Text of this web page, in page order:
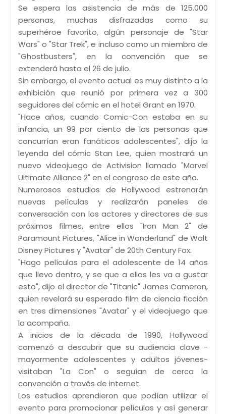
Se espera las asistencia de más de 125.000
personas, muchas disfrazadas como su
superhéroe favorito, algún personaje de "Star
Wars" o "Star Trek", e incluso como un miembro de
"Ghostbusters", en la convención que se
extenderá hasta el 26 de julio.
Sin embargo, el evento actual es muy distinto a la
exhibición que reunió por primera vez a 300
seguidores del cómic en el hotel Grant en 1970.
"Hace años, cuando Comic-Con estaba en su
infancia, un 99 por ciento de las personas que
concurrían eran fanáticos adolescentes", dijo la
leyenda del cómic Stan Lee, quien mostrará un
nuevo videojuego de Activision llamado "Marvel
Ultimate Alliance 2" en el congreso de este año.
Numerosos estudios de Hollywood estrenarán
nuevas películas y realizarán paneles de
conversación con los actores y directores de sus
próximos filmes, entre ellos "Iron Man 2" de
Paramount Pictures, "Alice in Wonderland" de Walt
Disney Pictures y "Avatar" de 20th Century Fox.
"Hago películas para el adolescente de 14 años
que llevo dentro, y se que a ellos les va a gustar
esto", dijo el director de "Titanic" James Cameron,
quien revelará su esperado film de ciencia ficción
en tres dimensiones "Avatar" y el videojuego que
la acompaña.
A inicios de la década de 1990, Hollywood
comenzó a descubrir que su audiencia clave -
mayormente adolescentes y adultos jóvenes-
visitaban "La Con" o seguían de cerca la
convención a través de internet.
Los estudios aprendieron que podían utilizar el
evento para promocionar películas y así generar